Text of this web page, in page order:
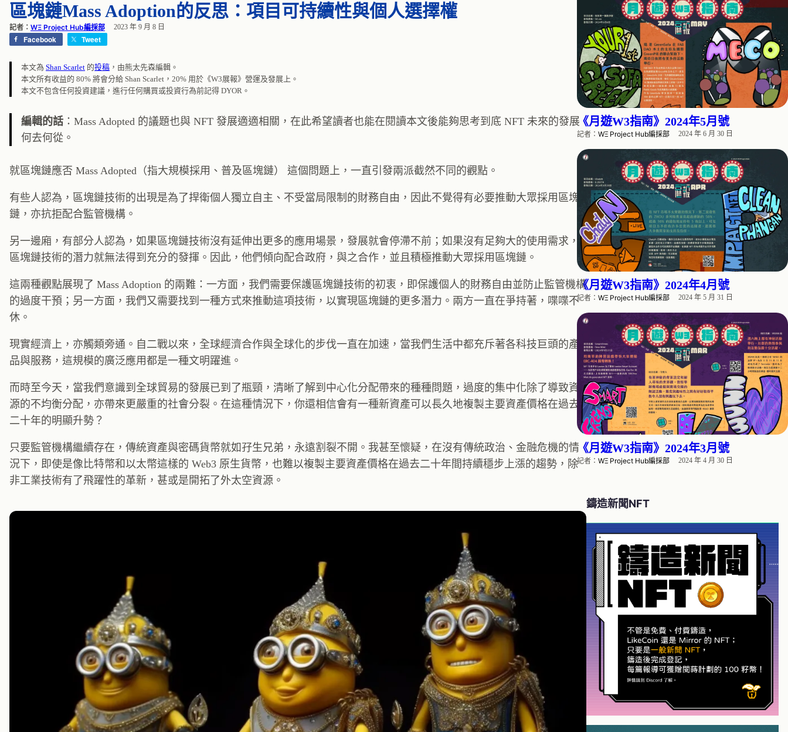
區塊鏈Mass Adoption的反思：項目可持續性與個人選擇權
記者： WΞ Project Hub編採部 2023 年 9 月 8 日
Facebook Tweet
本文為 Shan Scarlet 的投稿 ，由熊太先森編輯。
本文所有收益的 80% 將會分給 Shan Scarlet，20% 用於《W3展報》營運及發展上。
本文不包含任何投資建議，進行任何購買或投資行為前記得 DYOR。
編輯的話 ：Mass Adopted 的議題也與 NFT 發展適適相關，在此希望讀者也能在閱讀本文後能夠思考到底 NFT 未來的發展
何去何從。
就區塊鏈應否 Mass Adopted（指大規模採用、普及區塊鏈） 這個問題上，一直引發兩派截然不同的觀點。
有些人認為，區塊鏈技術的出現是為了捍衛個人獨立自主、不受當局限制的財務自由，因此不覺得有必要推動大眾採用區塊
鏈，亦抗拒配合監管機構。
另一邊廂，有部分人認為，如果區塊鏈技術沒有延伸出更多的應用場景，發展就會停滯不前；如果沒有足夠大的使用需求，
區塊鏈技術的潛力就無法得到充分的發揮。因此，他們傾向配合政府，與之合作，並且積極推動大眾採用區塊鏈。
這兩種觀點展現了 Mass Adoption 的兩難：一方面，我們需要保護區塊鏈技術的初衷，即保護個人的財務自由並防止監管機構
的過度干預；另一方面，我們又需要找到一種方式來推動這項技術，以實現區塊鏈的更多潛力。兩方一直在爭持著，喋喋不
休。
現實經濟上，亦觸類旁通。自二戰以來，全球經濟合作與全球化的步伐一直在加速，當我們生活中都充斥著各科技巨頭的產
品與服務，這規模的廣泛應用都是一種文明躍進。
而時至今天，當我們意識到全球貿易的發展已到了瓶頸，清晰了解到中心化分配帶來的種種問題，過度的集中化除了導致資
源的不均衡分配，亦帶來更嚴重的社會分裂。在這種情況下，你還相信會有一種新資產可以長久地複製主要資產價格在過去
二十年的明顯升勢？
只要監管機構繼續存在，傳統資產與密碼貨幣就如孖生兄弟，永遠割裂不開。我甚至懷疑，在沒有傳統政治、金融危機的情
況下，即使是像比特幣和以太幣這樣的 Web3 原生貨幣，也難以複製主要資產價格在過去二十年間持續穩步上漲的趨勢，除
非工業技術有了飛躍性的革新，甚或是開拓了外太空資源。
《月遊W3指南》2024年5月號
記者： WΞ Project Hub編採部 2024 年 6 月 30 日
《月遊W3指南》2024年4月號
記者： WΞ Project Hub編採部 2024 年 5 月 31 日
《月遊W3指南》2024年3月號
記者： WΞ Project Hub編採部 2024 年 4 月 30 日
鑄造新聞NFT